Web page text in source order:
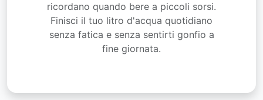
ricordano quando bere a piccoli sorsi.
Finisci il tuo litro d'acqua quotidiano
senza fatica e senza sentirti gonfio a
fine giornata.